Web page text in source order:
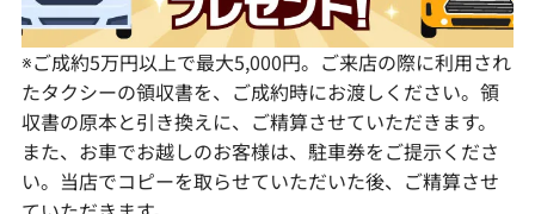
※ご成約5万円以上で最大5,000円。ご来店の際に利用され
たタクシーの領収書を、ご成約時にお渡しください。領
収書の原本と引き換えに、ご精算させていただきます。
また、お車でお越しのお客様は、駐車券をご提示くださ
い。当店でコピーを取らせていただいた後、ご精算させ